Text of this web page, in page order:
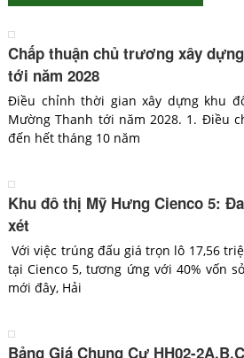
Chấp thuận chủ trương xây
tới năm 2028
Điều chỉnh thời gian xây dựng khu
Mường Thanh tới năm 2028. 1. Điều
đến hết tháng 10 năm
Khu đô thị Mỹ Hưng Cienco 5:
xét
Với việc trúng đấu giá trọn lô 17,56
tại Cienco 5, tương ứng với 40% vốn
mới đây, Hải
Bảng Giá Chung Cư HH02-